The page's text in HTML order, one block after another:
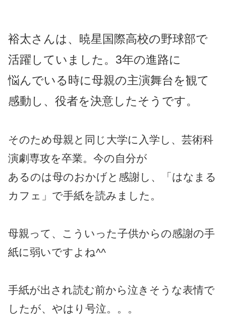
裕太さんは、暁星国際高校の野球部で
活躍していました。3年の進路に
悩んでいる時に母親の主演舞台を観て
感動し、役者を決意したそうです。
そのため母親と同じ大学に入学し、芸術科
演劇専攻を卒業。今の自分が
あるのは母のおかげと感謝し、「はなまる
カフェ」で手紙を読みました。
母親って、こういった子供からの感謝の手
紙に弱いですよね^^
手紙が出され読む前から泣きそうな表情で
したが、やはり号泣。。。